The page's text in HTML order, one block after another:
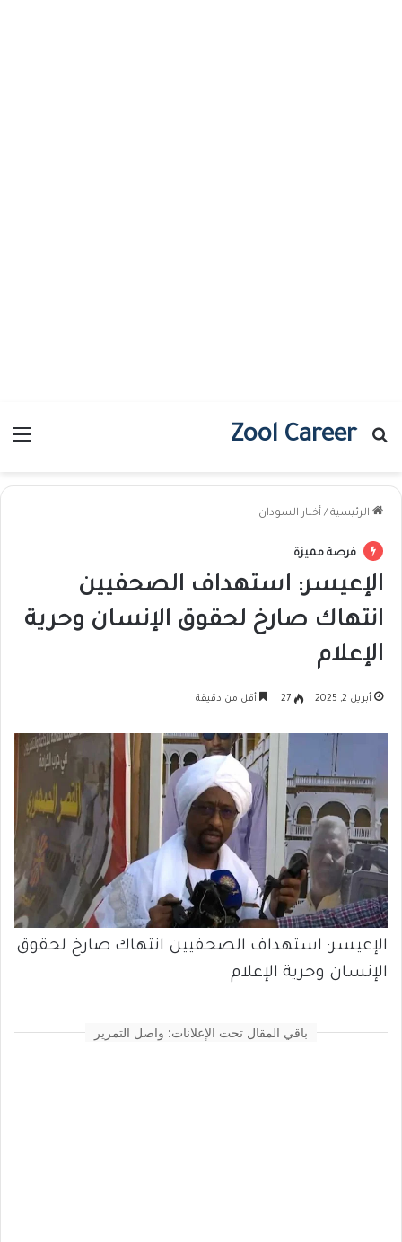
Zool Career
بحث عن
الرئيسية / أخبار السودان
فرصة مميزة
الإعيسر: استهداف الصحفيين
انتهاك صارخ لحقوق الإنسان وحرية
الإعلام
أبريل 2, 2025 27 أقل من دقيقة
الإعيسر: استهداف الصحفيين انتهاك صارخ لحقوق
الإنسان وحرية الإعلام
باقي المقال تحت الإعلانات: واصل التمرير